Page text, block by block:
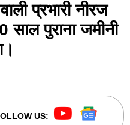
प्रभारी नीरज
पुराना जमीनी
US: